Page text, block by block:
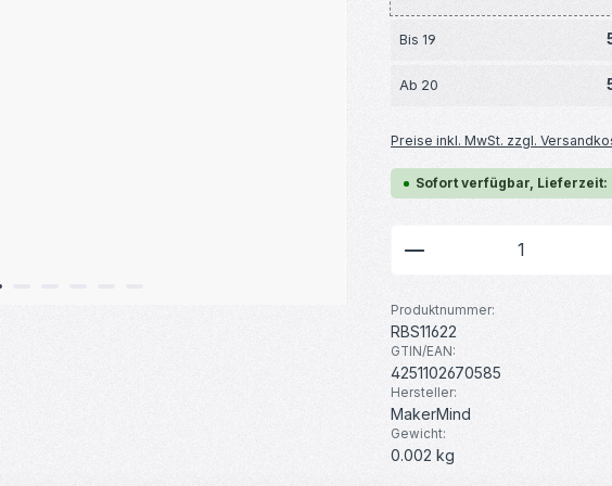
Bis 19
Ab 20
Preise inkl. MwSt. zzgl.
Sofort verfügbar, Lieferzeit:
Produkt Anzahl:
Produktnummer:
RBS11622
GTIN/EAN:
4251102670585
Hersteller:
MakerMind
Gewicht:
0.002 kg